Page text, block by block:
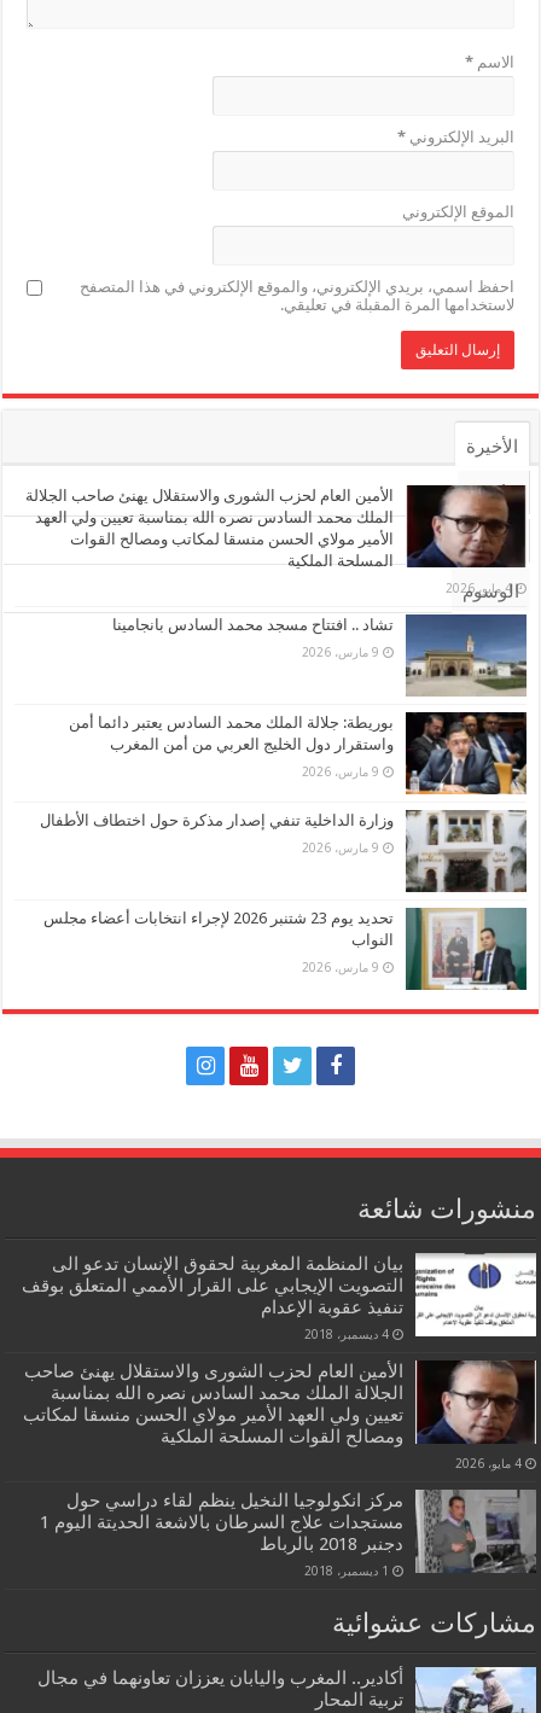
الاسم*
البريد الإلكتروني*
الموقع الإلكتروني
احفظ اسمي، بريدي الإلكتروني، والموقع الإلكتروني في هذا المتصفح
لاستخدامها المرة المقبلة في تعليقي.
الأخيرة
الأشهر
تعليقات
الوسوم
الأمين العام لحزب الشورى والاستقلال يهنئ صاحب الجلالة
الملك محمد السادس نصره الله بمناسبة تعيين ولي العهد
الأمير مولاي الحسن منسقا لمكاتب ومصالح القوات
المسلحة الملكية
4 مايو، 2026
تشاد .. افتتاح مسجد محمد السادس بانجامينا
9 مارس، 2026
بوريطة: جلالة الملك محمد السادس يعتبر دائما أمن
واستقرار دول الخليج العربي من أمن المغرب
9 مارس، 2026
وزارة الداخلية تنفي إصدار مذكرة حول اختطاف الأطفال
9 مارس، 2026
تحديد يوم 23 شتنبر 2026 لإجراء انتخابات أعضاء مجلس
النواب
9 مارس، 2026
منشورات شائعة
بيان المنظمة المغربية لحقوق الإنسان تدعو الى
التصويت الإيجابي على القرار الأممي المتعلق بوقف
تنفيذ عقوبة الإعدام
4 ديسمبر، 2018
الأمين العام لحزب الشورى والاستقلال يهنئ صاحب
الجلالة الملك محمد السادس نصره الله بمناسبة
تعيين ولي العهد الأمير مولاي الحسن منسقا لمكاتب
ومصالح القوات المسلحة الملكية
4 مايو، 2026
مركز انكولوجيا النخيل ينظم لقاء دراسي حول
مستجدات علاج السرطان بالاشعة الحديتة اليوم 1
دجنبر 2018 بالرباط
1 ديسمبر، 2018
مشاركات عشوائية
أكادير.. المغرب واليابان يعززان تعاونهما في مجال
تربية المحار